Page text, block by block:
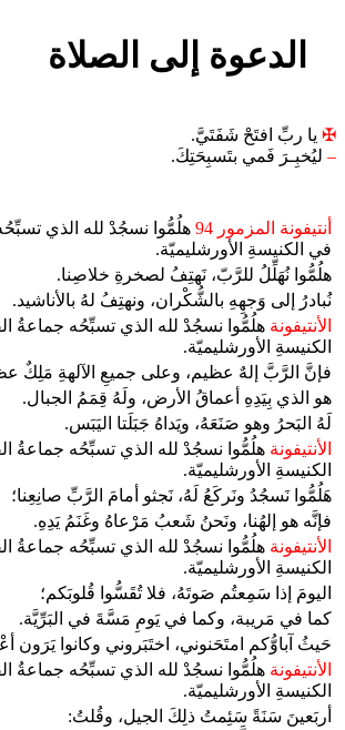
الدعوة إلى الصلاة
✠ يا ربِّ افتَحْ شَفَتَيَّ.
– ليُخبِـرَ فَمي بتَسبِحَتِكَ.
أنتيفونة المزمور 94
هلُمُّوا نسجُدْ لله الذي
في الكنيسةِ الأورشليميّة.
هلُمُّوا نُهَلِّلُ للرَّبّ، نَهتِفُ لصخرةِ خلاصِنا.
نُبادرُ إلى وَجهِهِ بالشُّكْران، ونهتِفُ لهُ بالأناشيد.
الأنتيفونة هلُمُّوا نسجُدْ لله الذي تسبِّحُه جماعةُ
الكنيسةِ الأورشليميّة.
فإنَّ الرَّبَّ إلهٌ عظيم، وعلى جميعِ الآلهةِ مَلِكٌ
هو الذي بِيَدِهِ أعماقُ الأرض، ولَهُ قِمَمُ الجبال.
لَهُ البَحرُ وهو صَنَعَهُ، ويَداهُ جَبَلَتا اليَبَس.
الأنتيفونة هلُمُّوا نسجُدْ لله الذي تسبِّحُه جماعةُ
الكنيسةِ الأورشليميّة.
هَلُمُّوا نَسجُدُ ونَركَعُ لَهُ، نَجثو أمامَ الرَّبِّ صانِعِنا؛
فإنَّه هو إلهُنا، ونَحنُ شَعبُ مَرْعاهُ وغَنَمُ يَدِهِ.
الأنتيفونة هلُمُّوا نسجُدْ لله الذي تسبِّحُه جماعةُ
الكنيسةِ الأورشليميّة.
اليومَ إذا سَمِعتُم صَوتَهُ، فلا تُقَسُّوا قُلوبَكم؛
كما في مَريبة، وكما في يَومِ مَسَّةَ في البَرِّيَّة.
حَيثُ آباوُّكم امتَحَنوني، اختَبَروني وكانوا يَرَون
الأنتيفونة هلُمُّوا نسجُدْ لله الذي تسبِّحُه جماعةُ
الكنيسةِ الأورشليميّة.
أربَعينَ سَنَةً سَئِمتُ ذلِكَ الجيل، وقُلتُ: